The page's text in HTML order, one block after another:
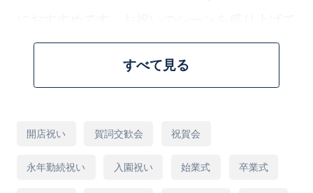
すべて見る
くれるお祝い花となっております。
つ丁寧にお作りいたします。
開店祝い 賀詞交歓会 祝賀会
永年勤続祝い 入園祝い 始業式 卒業式